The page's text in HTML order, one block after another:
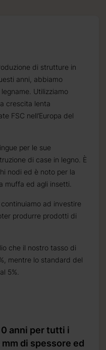
di strutture in
anni, abbiamo
Utilizziamo
crescita lenta
FSC nell’Europa del
per le sue
di case in legno. È
nodi ed è noto per la
muffa ed agli insetti.
ad investire
produrre prodotti di
che il nostro tasso di
mentre lo standard del
5%.
anni per tutti i
di spessore ed